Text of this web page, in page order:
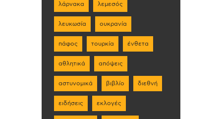
λάρνακα λεμεσός
λευκωσία ουκρανία
πάφος τουρκία ένθετα
αθλητικά απόψεις
αστυνομικά βιβλίο διεθνή
ειδήσεις εκλογές